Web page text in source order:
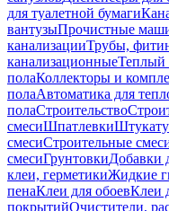
для туалетной бумаги
вантузыПрочистные
канализацииТрубы,
канализационныеТеплый
полаКоллекторы и
полаАвтоматика для
полаСтроительство
смесиШпатлевки
смесиСтроительные
смесиГрунтовкиДобавки
клеи, герметикиЖидкие
пенаКлеи для обоевКлеи
покрытийОчистители,